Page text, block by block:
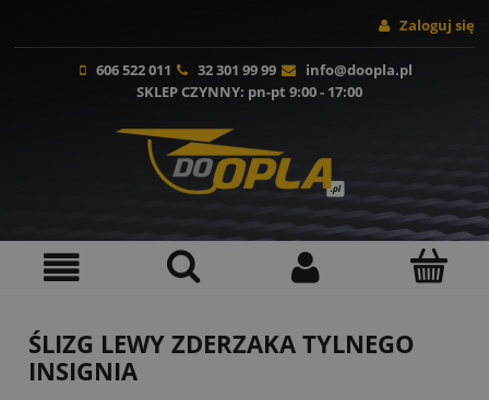
Zaloguj się
606 522 011 32 301 99 99
info@doopla.pl
SKLEP CZYNNY: pn-pt 9:00 - 17:00
ŚLIZG LEWY ZDERZAKA TYLNEGO
INSIGNIA